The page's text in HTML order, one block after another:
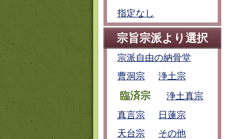
指定なし
宗旨宗派より選択
宗派自由の納骨堂
曹洞宗
浄土宗
臨済宗
浄土真宗
真言宗
日蓮宗
天台宗
その他